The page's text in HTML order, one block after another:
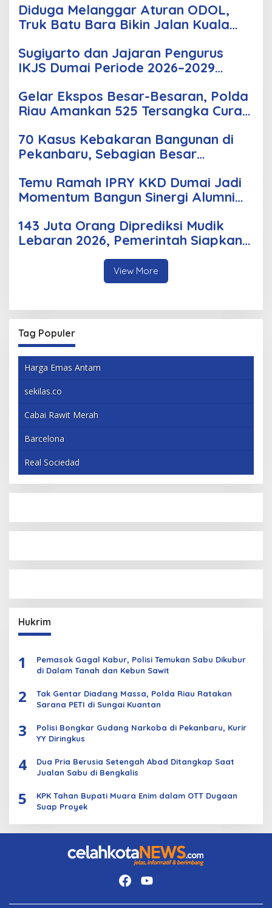
Diduga Melanggar Aturan ODOL,
Truk Batu Bara Bikin Jalan Kuala
Sugiyarto dan Jajaran Pengurus
IKJS Dumai Periode 2026–2029
Gelar Ekspos Besar-Besaran, Polda
Riau Amankan 525 Tersangka Curat,
70 Kasus Kebakaran Bangunan di
Pekanbaru, Sebagian Besar
Temu Ramah IPRY KKD Dumai Jadi
Momentum Bangun Sinergi Alumni
143 Juta Orang Diprediksi Mudik
Lebaran 2026, Pemerintah Siapkan
Berbagai Inovasi
View More
Tag Populer
Harga Emas Antam
sekilas.co
Cabai Rawit Merah
Barcelona
Real Sociedad
Hukrim
1
Pemasok Gagal Kabur, Polisi Temukan Sabu Dikubur
di Dalam Tanah dan Kebun Sawit
2
Tak Gentar Diadang Massa, Polda Riau Ratakan
Sarana PETI di Sungai Kuantan
3
Polisi Bongkar Gudang Narkoba di Pekanbaru, Kurir
YY Diringkus
4
Dua Pria Berusia Setengah Abad Ditangkap Saat
Jualan Sabu di Bengkalis
5
KPK Tahan Bupati Muara Enim dalam OTT Dugaan
Suap Proyek